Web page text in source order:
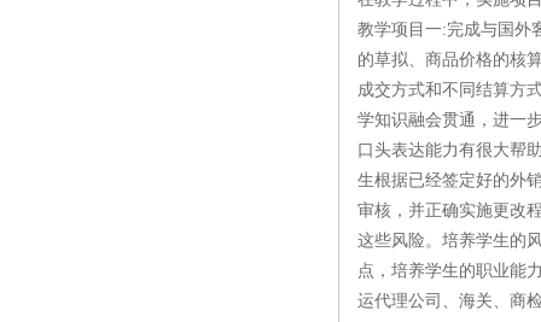
教学项目一:完成与国外
的草拟、商品价格的核
成交方式和不同结算方
学知识融会贯通，进一
口头表达能力有很大帮
生根据已经签定好的外
审核，并正确实施更改
这些风险。培养学生的
点，培养学生的职业能
运代理公司、海关、商